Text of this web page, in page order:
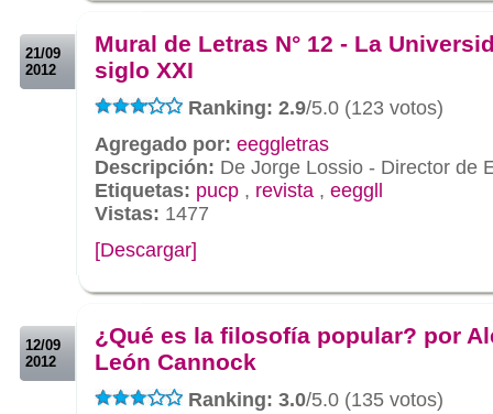
21/09
2012
Mural de Letras N° 12 - La
siglo XXI
Ranking: 2.9/5.0 (123 votos)
Agregado por: eeggletras
Descripción: De Jorge Lossio - Director de
Etiquetas: pucp , revista , eeggll
Vistas: 1477
[Descargar]
12/09
2012
¿Qué es la filosofía popular? por
León Cannock
Ranking: 3.0/5.0 (135 votos)